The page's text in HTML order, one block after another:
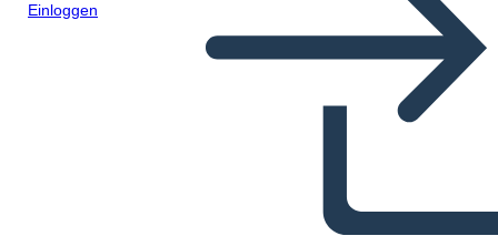
Einloggen